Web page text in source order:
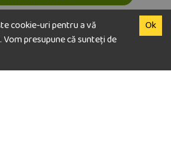
cookie-uri pentru a vă
presupune că sunteți de
Ok
la newsletter
E-mail